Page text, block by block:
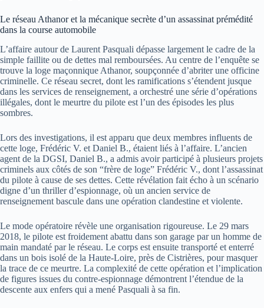
Le réseau Athanor et la mécanique secrète d’un assassinat prémédité
dans la course automobile
L’affaire autour de Laurent Pasquali dépasse largement le cadre de la
simple faillite ou de dettes mal remboursées. Au centre de l’enquête se
trouve la loge maçonnique Athanor, soupçonnée d’abriter une officine
criminelle. Ce réseau secret, dont les ramifications s’étendent jusque
dans les services de renseignement, a orchestré une série d’opérations
illégales, dont le meurtre du pilote est l’un des épisodes les plus
sombres.
Lors des investigations, il est apparu que deux membres influents de
cette loge, Frédéric V. et Daniel B., étaient liés à l’affaire. L’ancien
agent de la DGSI, Daniel B., a admis avoir participé à plusieurs projets
criminels aux côtés de son “frère de loge” Frédéric V., dont l’assassinat
du pilote à cause de ses dettes. Cette révélation fait écho à un scénario
digne d’un thriller d’espionnage, où un ancien service de
renseignement bascule dans une opération clandestine et violente.
Le mode opératoire révèle une organisation rigoureuse. Le 29 mars
2018, le pilote est froidement abattu dans son garage par un homme de
main mandaté par le réseau. Le corps est ensuite transporté et enterré
dans un bois isolé de la Haute-Loire, près de Cistrières, pour masquer
la trace de ce meurtre. La complexité de cette opération et l’implication
de figures issues du contre-espionnage démontrent l’étendue de la
descente aux enfers qui a mené Pasquali à sa fin.